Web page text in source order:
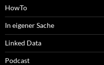
HowTo
In eigener Sache
Linked Data
Podcast